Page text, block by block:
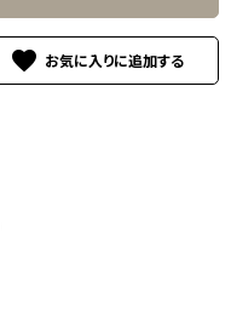
favorite